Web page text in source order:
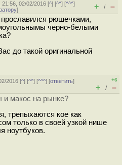
21:56, 02/02/2016 [^] [^^] [^^^]
] + / –
рюшечками,
черно-белыми
до такой оригинальной
2016 [^] [^^] [^^^] [ответить]
+6
+ / –
и макос на рынке?
трепыхаются кое как
только в своей узкой нише
ноутбуков.